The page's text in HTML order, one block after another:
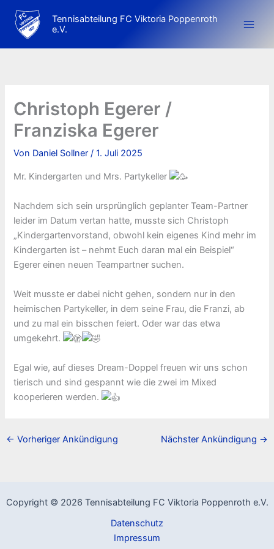
Inhalt
springen
Tennisabteilung FC Viktoria Poppenroth
e.V.
Christoph Egerer /
Franziska Egerer
Von Daniel Sollner/1. Juli 2025
Mr. Kindergarten und Mrs. Partykeller
Nachdem sich sein ursprünglich geplanter Team-Partner
leider im Datum vertan hatte, musste sich Christoph
„Kindergartenvorstand, obwohl kein eigenes Kind mehr im
Kindergarten ist – nehmt Euch daran mal ein Beispiel“
Egerer einen neuen Teampartner suchen.
Weit musste er dabei nicht gehen, sondern nur in den
heimischen Partykeller, in dem seine Frau, die Franzi, ab
und zu mal ein bisschen feiert. Oder war das etwa
umgekehrt.
Egal wie, auf dieses Dream-Doppel freuen wir uns schon
tierisch und sind gespannt wie die zwei im Mixed
kooperieren werden.
← Vorheriger Ankündigung Nächster Ankündigung →
Copyright © 2026 Tennisabteilung FC Viktoria Poppenroth e.V.
Datenschutz
Impressum